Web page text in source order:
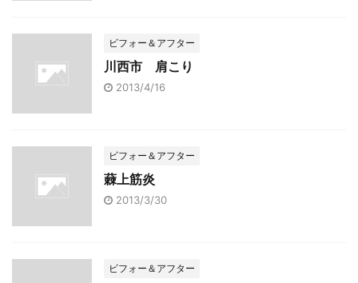
ビフォー＆アフター
川西市 肩こり
2013/4/16
ビフォー＆アフター
蕀上筋炎
2013/3/30
ビフォー＆アフター